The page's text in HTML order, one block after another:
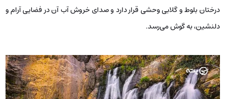
درختان بلوط و گلابی وحشی قرار دارد و صدای خروش آب آن در فضایی آرام و
دلنشین، به گوش می‌رسد.